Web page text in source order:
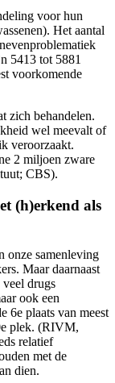
voor hun
Het aantal
5413 tot 5881
voorkomende
zich behandelen.
wel meevalt of
veroorzaakt.
2 miljoen zware
CBS).
(h)erkend als
onze samenleving
Maar daarnaast
drugs
ook een
6e plaats van meest
plek. (RIVM,
relatief
met de
dien.